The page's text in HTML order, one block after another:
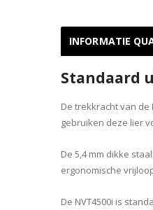
INFORMATIE
Standaard
De trekkracht van de
gebruiken deze lier
De 5,4 mm dikke
ergonomische
De NVT4500i is